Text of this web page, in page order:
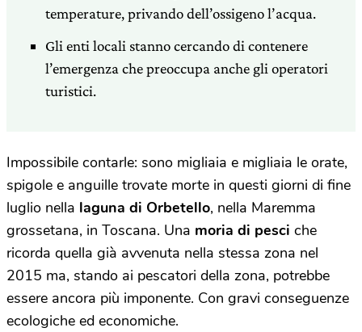
temperature, privando dell’ossigeno l’acqua.
Gli enti locali stanno cercando di contenere
l’emergenza che preoccupa anche gli operatori
turistici.
Impossibile contarle: sono migliaia e migliaia le orate,
spigole e anguille trovate morte in questi giorni di fine
luglio nella laguna di Orbetello, nella Maremma
grossetana, in Toscana. Una moria di pesci che
ricorda quella già avvenuta nella stessa zona nel
2015 ma, stando ai pescatori della zona, potrebbe
essere ancora più imponente. Con gravi conseguenze
ecologiche ed economiche.